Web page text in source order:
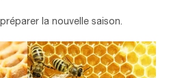
la nouvelle saison.